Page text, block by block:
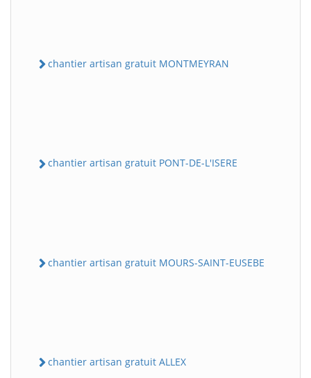
chantier artisan gratuit MONTMEYRAN
chantier artisan gratuit PONT-DE-L'ISERE
chantier artisan gratuit MOURS-SAINT-EUSEBE
chantier artisan gratuit ALLEX